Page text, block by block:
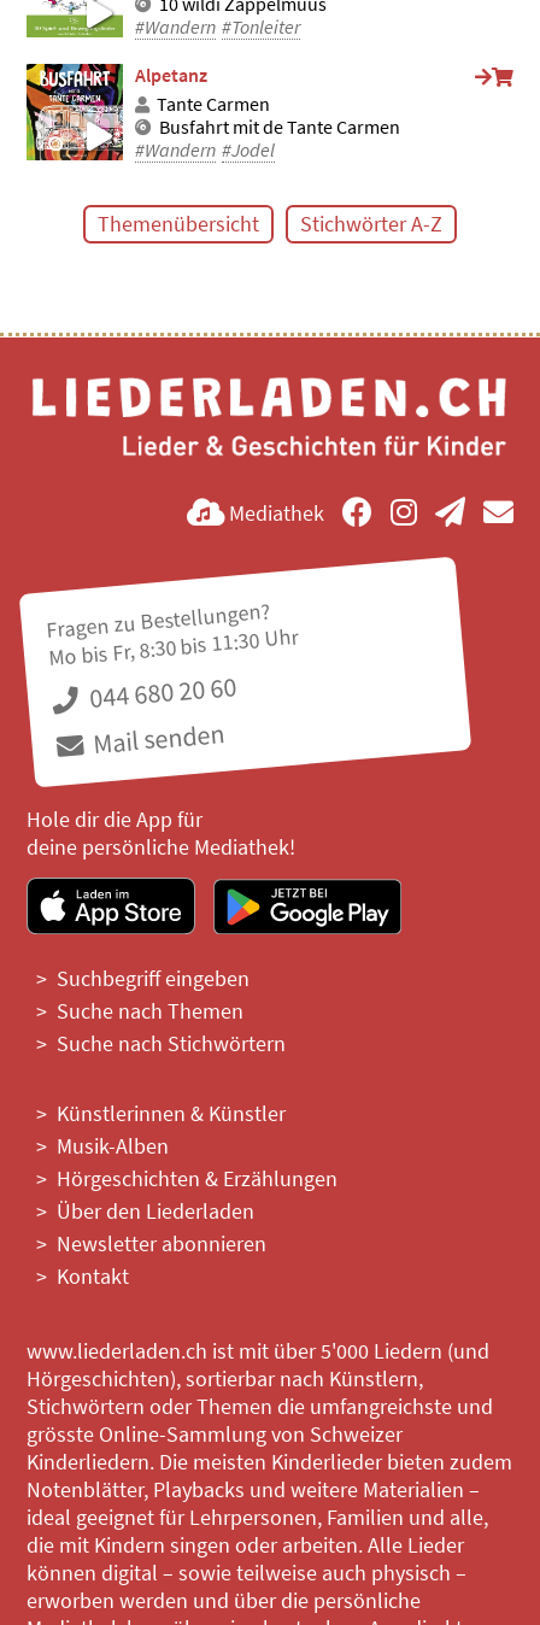
#Wandern #Tonleiter
Alpetanz
Tante Carmen
Busfahrt mit de Tante Carmen
#Wandern #Jodel
Themenübersicht Stichwörter A-Z
Mediathek
Fragen zu Bestellungen?
Mo bis Fr, 8:30 bis 11:30 Uhr
044 680 20 60
Mail senden
Hole dir die App für
deine persönliche Mediathek!
Suchbegriff eingeben
Suche nach Themen
Suche nach Stichwörtern
Künstlerinnen & Künstler
Musik-Alben
Hörgeschichten & Erzählungen
Über den Liederladen
Newsletter abonnieren
Kontakt
www.liederladen.ch ist mit über 5'000 Liedern (und
Hörgeschichten), sortierbar nach Künstlern,
Stichwörtern oder Themen die umfangreichste und
grösste Online-Sammlung von Schweizer
Kinderliedern. Die meisten Kinderlieder bieten zudem
Notenblätter, Playbacks und weitere Materialien –
ideal geeignet für Lehrpersonen, Familien und alle,
die mit Kindern singen oder arbeiten. Alle Lieder
können digital – sowie teilweise auch physisch –
erworben werden und über die persönliche